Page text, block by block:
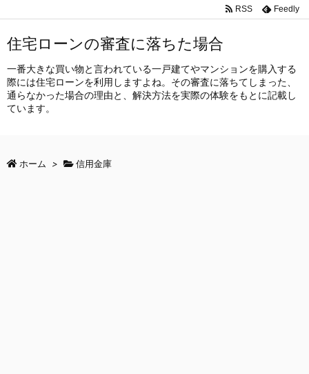
RSS Feedly
住宅ローンの審査に落ちた場合
一番大きな買い物と言われている一戸建てやマンションを購入する
際には住宅ローンを利用しますよね。その審査に落ちてしまった、
通らなかった場合の理由と、解決方法を実際の体験をもとに記載し
ています。
ホーム > 信用金庫